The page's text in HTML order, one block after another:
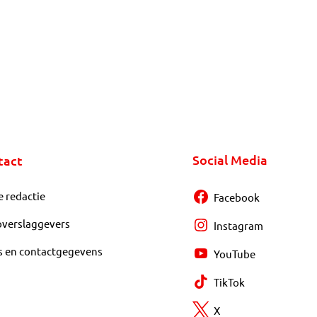
redactie
en contactgegevens
Social Media
Facebook
Instagram
YouTube
TikTok
X